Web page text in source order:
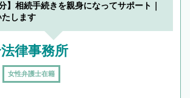
】相続手続きを親身になってサポート｜
します
律事務所
女性弁護士在籍